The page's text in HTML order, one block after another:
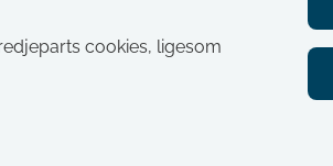
cookies, ligesom